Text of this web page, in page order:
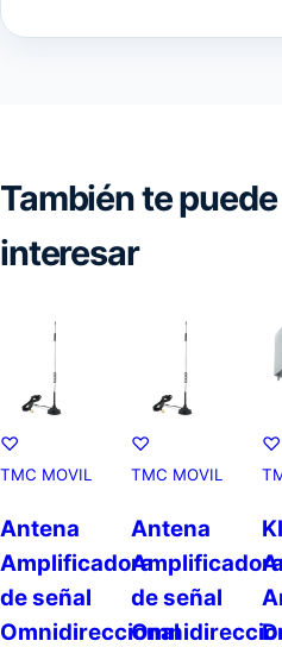
También te puede
interesar
♡
TMC MOVIL
Antena
Amplificadora
de señal
Omnidireccional
♡
TMC MOVIL
Antena
de señal
♡